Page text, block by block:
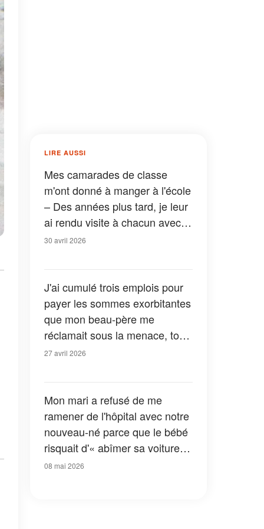
LIRE AUSSI
Mes camarades de classe
m'ont donné à manger à l'école
– Des années plus tard, je leur
ai rendu visite à chacun avec
un petit sac en papier brun
30 avril 2026
J'ai cumulé trois emplois pour
payer les sommes exorbitantes
que mon beau-père me
réclamait sous la menace, tout
ça pour le bien de mon fils –
basculé
27 avril 2026
Mon mari a refusé de me
ramener de l'hôpital avec notre
nouveau-né parce que le bébé
risquait d'« abîmer sa voiture »
– Ce que sa grand-mère a fait
08 mai 2026